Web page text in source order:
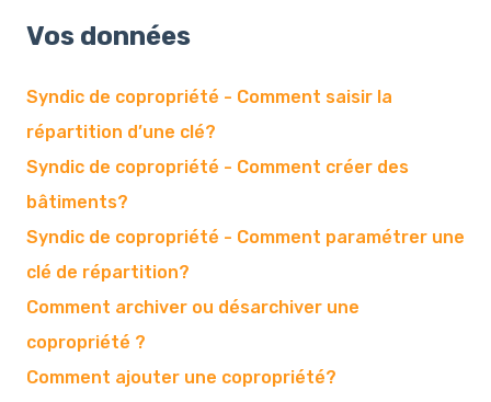
Vos données
Syndic de copropriété - Comment saisir la
répartition d’une clé?
Syndic de copropriété - Comment créer des
bâtiments?
Syndic de copropriété - Comment paramétrer une
clé de répartition?
Comment archiver ou désarchiver une
copropriété ?
Comment ajouter une copropriété?